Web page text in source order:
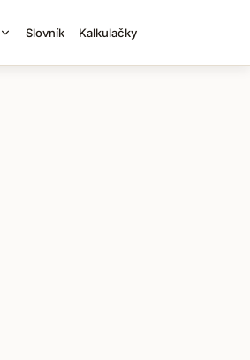
Slovník Kalkulačky